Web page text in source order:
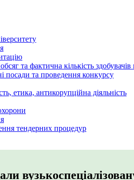
та фактична кількість
посади та проведення конкурсу
етика, антикорупційна діяльність
тендерних процедур